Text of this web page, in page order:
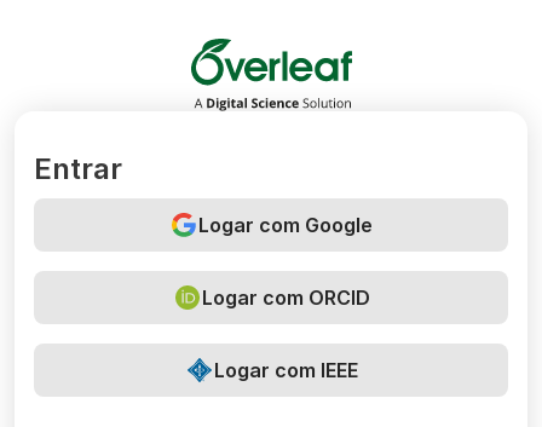
Overleaf
Entrar
Logar com Google
Logar com ORCID
Logar com IEEE